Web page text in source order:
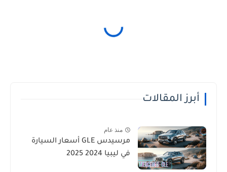
أبرز المقالات
منذ عام
مرسيدس GLE أسعار السيارة
في ليبيا 2024 2025